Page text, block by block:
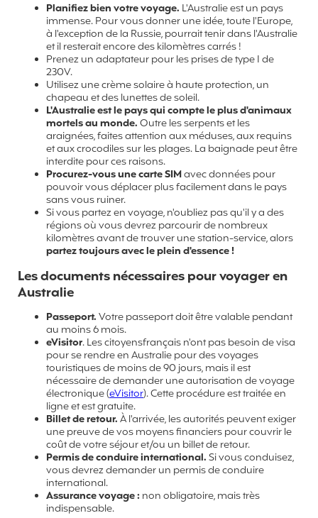
Planifiez bien votre voyage. L'Australie est un pays
immense. Pour vous donner une idée, toute l'Europe,
à l'exception de la Russie, pourrait tenir dans l'Australie
et il resterait encore des kilomètres carrés !
Prenez un adaptateur pour les prises de type I de
230V.
Utilisez une crème solaire à haute protection, un
chapeau et des lunettes de soleil.
L'Australie est le pays qui compte le plus d'animaux
mortels au monde.Outre les serpents et les
araignées, faites attention aux méduses, aux requins
et aux crocodiles sur les plages. La baignade peut être
interdite pour ces raisons.
Procurez-vous une carte SIMavec données pour
pouvoir vous déplacer plus facilement dans le pays
sans vous ruiner.
Si vous partez en voyage, n'oubliez pas qu'il y a des
régions où vous devrez parcourir de nombreux
kilomètres avant de trouver une station-service, alors
partez toujours avec le plein d'essence !
Les documents nécessaires pour voyager en
Australie
Passeport.Votre passeport doit être valable pendant
au moins 6 mois.
eVisitor. Les citoyensfrançais n'ont pas besoin de visa
pour se rendre en Australie pour des voyages
touristiques de moins de 90 jours, mais il est
nécessaire de demander une autorisation de voyage
électronique (eVisitor). Cette procédure est traitée en
ligne et est gratuite.
Billet de retour.À l'arrivée, les autorités peuvent exiger
une preuve de vos moyens financiers pour couvrir le
coût de votre séjour et/ou un billet de retour.
Permis de conduire international.Si vous conduisez,
vous devrez demander un permis de conduire
international.
Assurance voyage :non obligatoire, mais très
indispensable.